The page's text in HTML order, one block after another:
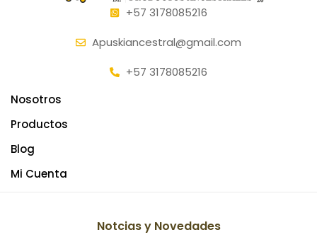
+57 3178085216
Apuskiancestral@gmail.com
+57 3178085216
Nosotros
Productos
Blog
Mi Cuenta
Notcias y Novedades